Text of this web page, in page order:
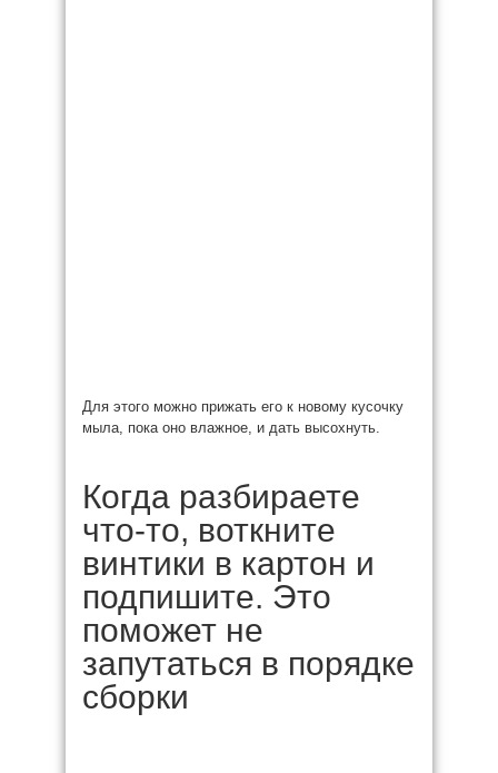
Для этого можно прижать его к новому кусочку
мыла, пока оно влажное, и дать высохнуть.
Когда разбираете
что-то, воткните
винтики в картон и
подпишите. Это
поможет не
запутаться в порядке
сборки